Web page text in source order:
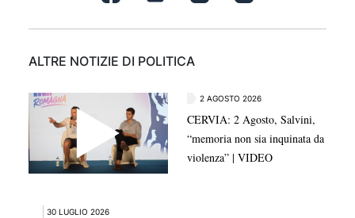
ALTRE NOTIZIE DI POLITICA
2 AGOSTO 2026
CERVIA: 2 Agosto, Salvini,
“memoria non sia inquinata da
violenza” | VIDEO
30 LUGLIO 2026